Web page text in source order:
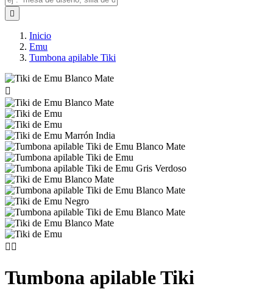

Inicio
Emu
Tumbona apilable Tiki

 
Tumbona apilable Tiki